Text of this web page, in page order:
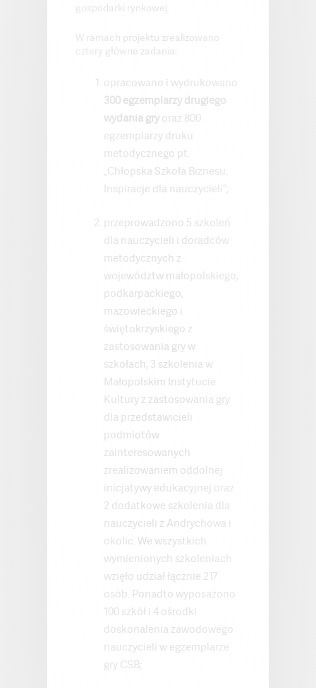
gospodarki rynkowej.
W ramach projektu zrealizowano
cztery główne zadania:
opracowano i wydrukowano
300 egzemplarzy drugiego
wydania gryoraz 800
egzemplarzy druku
metodycznego pt.
„Chłopska Szkoła Biznesu.
Inspiracje dla nauczycieli”;
przeprowadzono 5 szkoleń
dla nauczycieli i doradców
metodycznych z
województw małopolskiego,
podkarpackiego,
mazowieckiego i
świętokrzyskiego z
zastosowania gry w
szkołach, 3 szkolenia w
Małopolskim Instytucie
Kultury z zastosowania gry
dla przedstawicieli
podmiotów
zainteresowanych
zrealizowaniem oddolnej
inicjatywy edukacyjnej oraz
2 dodatkowe szkolenia dla
nauczycieli z Andrychowa i
okolic. We wszystkich
wymienionych szkoleniach
wzięło udział łącznie 217
osób. Ponadto wyposażono
100 szkół i 4 ośrodki
doskonalenia zawodowego
nauczycieli w egzemplarze
gry CSB;